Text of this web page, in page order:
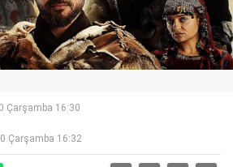
Çarşamba 16:30
Çarşamba 16:32